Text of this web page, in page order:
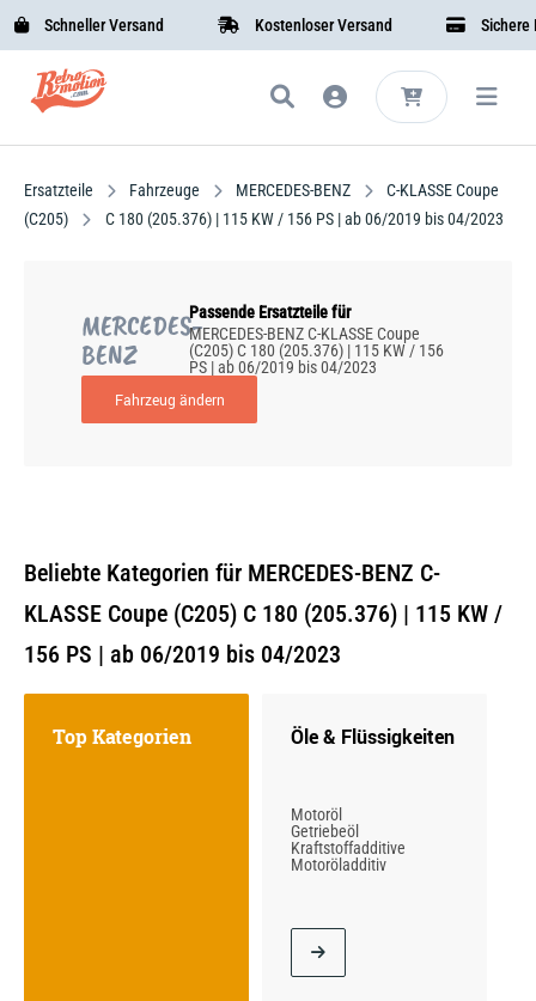
Schneller Versand Kostenloser Versand Sichere
Ersatzteile Fahrzeuge MERCEDES-BENZ
C-KLASSE Coupe
(C205)
C 180 (205.376) | 115 KW / 156 PS | ab 06/2019 bis 04/2023
MERCEDES-
BENZ
Passende Ersatzteile für
MERCEDES-BENZ C-KLASSE Coupe
(C205) C 180 (205.376) | 115 KW / 156
PS | ab 06/2019 bis 04/2023
Fahrzeug ändern
Beliebte Kategorien für MERCEDES-BENZ C-
KLASSE Coupe (C205) C 180 (205.376) | 115 KW /
156 PS | ab 06/2019 bis 04/2023
Top Kategorien Öle & Flüssigkeiten
Motoröl
Getriebeöl
Kraftstoffadditive
Motoröladditiv